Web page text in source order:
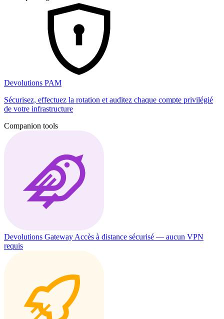
Devolutions PAM
Sécurisez, effectuez la rotation et auditez chaque compte privilégié
de votre infrastructure
Companion tools
Devolutions Gateway Accès à distance sécurisé — aucun VPN
requis